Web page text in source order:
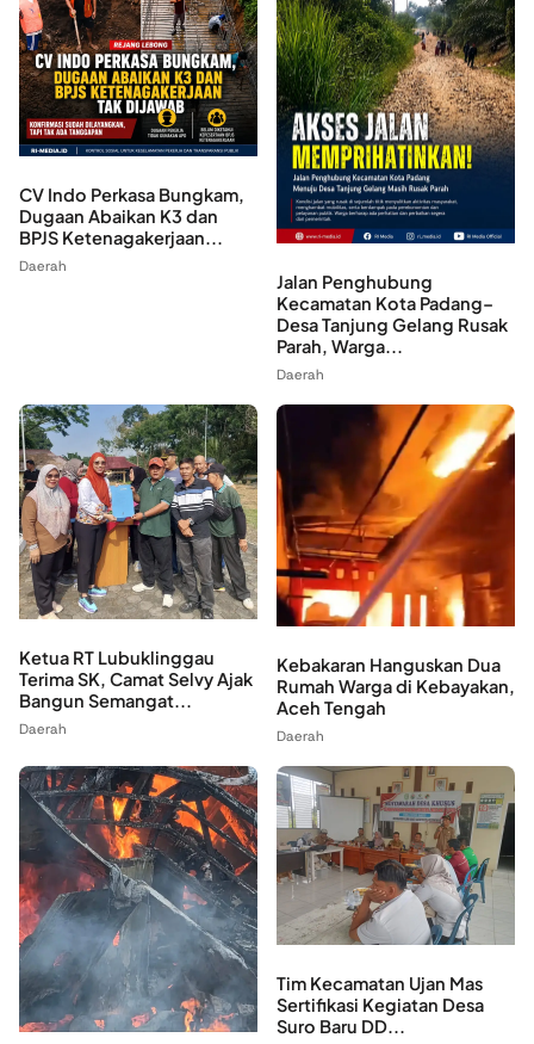
CV Indo Perkasa Bungkam,
Dugaan Abaikan K3 dan
BPJS Ketenagakerjaan...
Daerah
Jalan Penghubung
Kecamatan Kota Padang–
Desa Tanjung Gelang Rusak
Parah, Warga...
Daerah
Ketua RT Lubuklinggau
Terima SK, Camat Selvy Ajak
Bangun Semangat...
Daerah
Kebakaran Hanguskan Dua
Rumah Warga di Kebayakan,
Aceh Tengah
Daerah
Tim Kecamatan Ujan Mas
Sertifikasi Kegiatan Desa
Suro Baru DD...